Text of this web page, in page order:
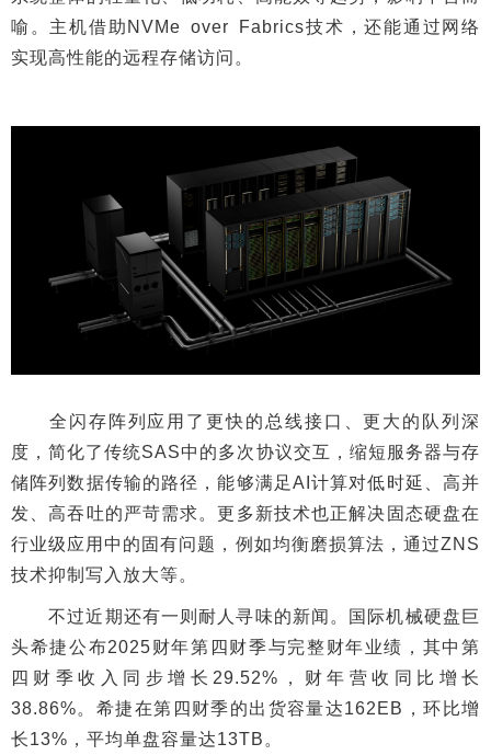
喻。主机借助NVMe over Fabrics技术，还能通过网络
实现高性能的远程存储访问。
全闪存阵列应用了更快的总线接口、更大的队列深
度，简化了传统SAS中的多次协议交互，缩短服务器与存
储阵列数据传输的路径，能够满足AI计算对低时延、高并
发、高吞吐的严苛需求。更多新技术也正解决固态硬盘在
行业级应用中的固有问题，例如均衡磨损算法，通过ZNS
技术抑制写入放大等。
不过近期还有一则耐人寻味的新闻。国际机械硬盘巨
头希捷公布2025财年第四财季与完整财年业绩，其中第
四财季收入同步增长29.52%，财年营收同比增长
38.86%。希捷在第四财季的出货容量达162EB，环比增
长13%，平均单盘容量达13TB。